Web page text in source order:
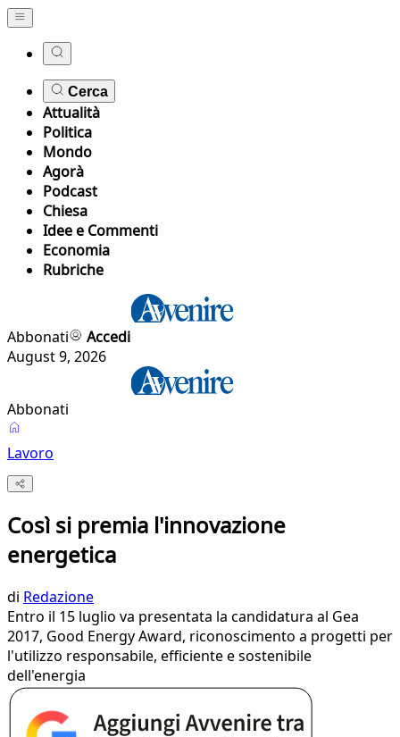
Cerca
Attualità
Politica
Mondo
Agorà
Podcast
Chiesa
Idee e Commenti
Economia
Rubriche
Abbonati
Accedi
August 9, 2026
Abbonati
Lavoro
Così si premia l'innovazione
energetica
di Redazione
Entro il 15 luglio va presentata la candidatura al Gea
2017, Good Energy Award, riconoscimento a progetti per
l'utilizzo responsabile, efficiente e sostenibile
dell'energia